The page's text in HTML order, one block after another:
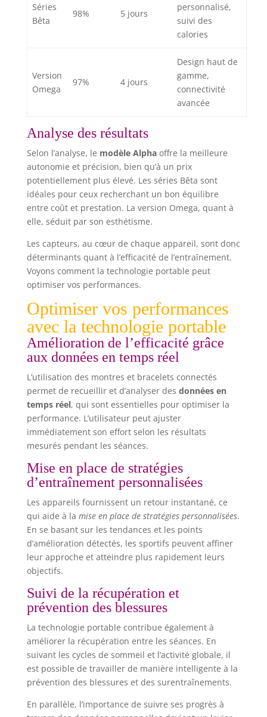
Séries
Bêta
98% 5 jours
personnalisé,
suivi des
calories
Version
Omega
97% 4 jours
Design haut de
gamme,
connectivité
avancée
Analyse des résultats
Selon l’analyse, le modèle Alphaoffre la meilleure
autonomie et précision, bien qu’à un prix
potentiellement plus élevé. Les séries Bêta sont
idéales pour ceux recherchant un bon équilibre
entre coût et prestation. La version Omega, quant à
elle, séduit par son esthétisme.
Les capteurs, au cœur de chaque appareil, sont donc
déterminants quant à l’efficacité de l’entraînement.
Voyons comment la technologie portable peut
optimiser vos performances.
Optimiser vos performances
avec la technologie portable
Amélioration de l’efficacité grâce
aux données en temps réel
L’utilisation des montres et bracelets connectés
permet de recueillir et d’analyser des données en
temps réel, qui sont essentielles pour optimiser la
performance. L’utilisateur peut ajuster
immédiatement son effort selon les résultats
mesurés pendant les séances.
Mise en place de stratégies
d’entraînement personnalisées
Les appareils fournissent un retour instantané, ce
qui aide à la mise en place de stratégies personnalisées.
En se basant sur les tendances et les points
d’amélioration détectés, les sportifs peuvent affiner
leur approche et atteindre plus rapidement leurs
objectifs.
Suivi de la récupération et
prévention des blessures
La technologie portable contribue également à
améliorer la récupération entre les séances. En
suivant les cycles de sommeil et l’activité globale, il
est possible de travailler de manière intelligente à la
prévention des blessures et des surentraînements.
En parallèle, l’importance de suivre ses progrès à